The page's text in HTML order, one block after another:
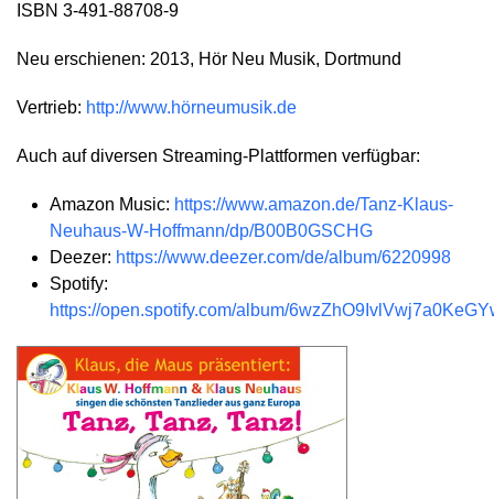
ISBN 3-491-88708-9
Neu erschienen: 2013, Hör Neu Musik, Dortmund
Vertrieb: http://www.hörneumusik.de
Auch auf diversen Streaming-Plattformen verfügbar:
Amazon Music: https://www.amazon.de/Tanz-Klaus-
Neuhaus-W-Hoffmann/dp/B00B0GSCHG
Deezer: https://www.deezer.com/de/album/6220998
Spotify:
https://open.spotify.com/album/